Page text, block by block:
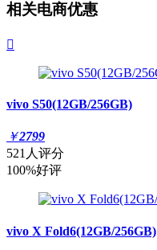
相关电商优惠

vivo S50(12GB/256GB)
￥2799
521人评分
100%好评
vivo X Fold6(12GB/256GB)